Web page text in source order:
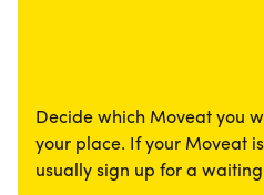
Decide which Moveat you
your place. If your Moveat
usually sign up for a waiting